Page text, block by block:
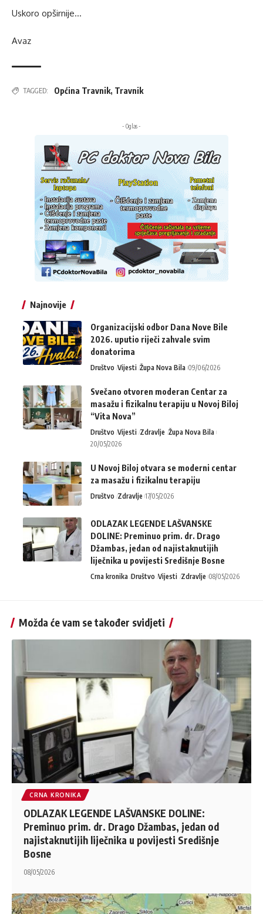
Uskoro opširnije…
Avaz
TAGGED: Općina Travnik, Travnik
- Oglas -
Najnovije
Organizacijski odbor Dana Nove Bile
2026. uputio riječi zahvale svim
donatorima
Društvo Vijesti Župa Nova Bila 09/06/2026
Svečano otvoren moderan Centar za
masažu i fizikalnu terapiju u Novoj Biloj
“Vita Nova”
Društvo Vijesti Zdravlje Župa Nova Bila
20/05/2026
U Novoj Biloj otvara se moderni centar
za masažu i fizikalnu terapiju
Društvo Zdravlje 17/05/2026
ODLAZAK LEGENDE LAŠVANSKE
DOLINE: Preminuo prim. dr. Drago
Džambas, jedan od najistaknutijih
liječnika u povijesti Središnje Bosne
Crna kronika Društvo Vijesti Zdravlje 08/05/2026
Možda će vam se također svidjeti
CRNA KRONIKA
ODLAZAK LEGENDE LAŠVANSKE DOLINE:
Preminuo prim. dr. Drago Džambas, jedan od
najistaknutijih liječnika u povijesti Središnje
Bosne
08/05/2026